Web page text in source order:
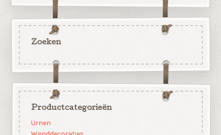
Zoeken
Productcategorieën
Urnen